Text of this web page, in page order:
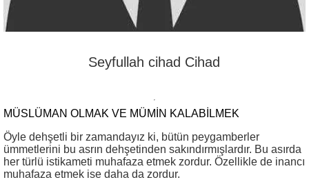
Seyfullah cihad Cihad
MÜSLÜMAN OLMAK VE MÜMIN KALABILMEK
Öyle dehşetli bir zamandayız ki, bütün peygamberler
ümmetlerini bu asrın dehşetinden sakındırmışlardır. Bu asırda
her türlü istikameti muhafaza etmek zordur. Özellikle de inancı
muhafaza etmek ise daha da zordur.